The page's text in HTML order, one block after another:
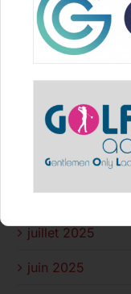
février 2026
janvier 2026
octobre 2025
septembre 2025
août 2025
juillet 2025
juin 2025